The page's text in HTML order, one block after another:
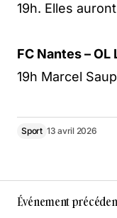
19h. Elles
FC Nantes – OL
19h Marcel
Sport 13 avril 2026
Événement